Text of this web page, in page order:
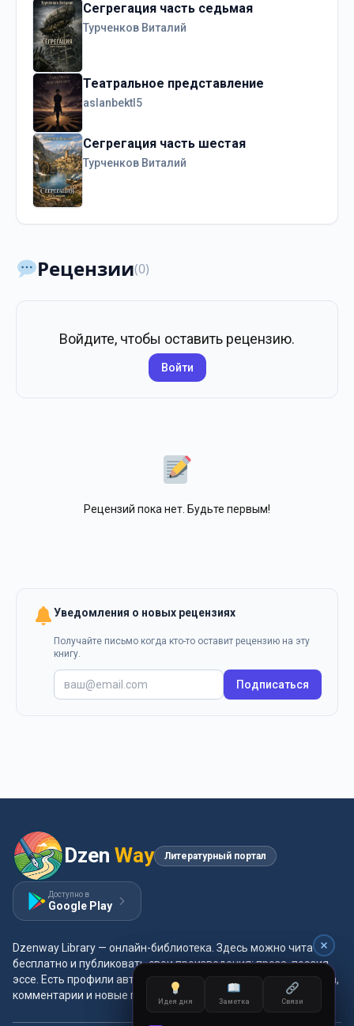
Сегрегация часть седьмая
Турченков Виталий
Театральное представление
aslanbektl5
Сегрегация часть шестая
Турченков Виталий
Рецензии(0)
Войдите, чтобы оставить рецензию.
Войти
Рецензий пока нет. Будьте первым!
Уведомления о новых рецензиях
Получайте письмо когда кто-то оставит рецензию на эту
книгу.
Подписаться
Dzen Way Литературный портал
Доступно в
Google Play
Dzenway Library — онлайн-библиотека. Здесь можно читать
бесплатно и публиковать свои произведения: проза, поэзия,
эссе. Есть профили авторов, жанры и метки, удобная читалка,
комментарии и новые главы каждый день.
Идея дня Заметка Связи
Идея дня Заметка Связи